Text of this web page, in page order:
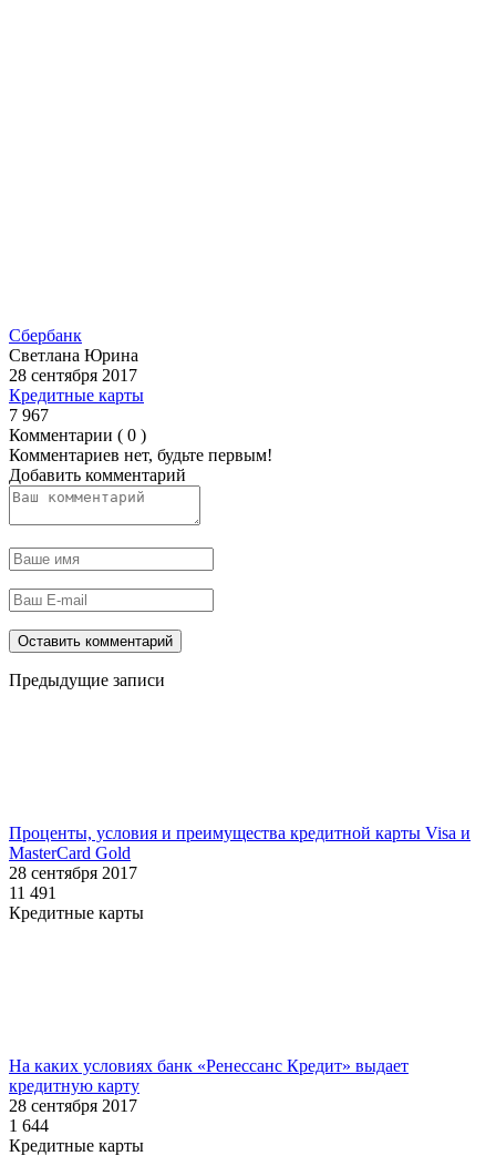
Сбербанк
Светлана Юрина
28 сентября 2017
Кредитные карты
7 967
Комментарии ( 0 )
Комментариев нет, будьте первым!
Добавить комментарий
Предыдущие записи
Проценты, условия и преимущества кредитной карты Visa и
MasterCard Gold
28 сентября 2017
11 491
Кредитные карты
На каких условиях банк «Ренессанс Кредит» выдает
кредитную карту
28 сентября 2017
1 644
Кредитные карты